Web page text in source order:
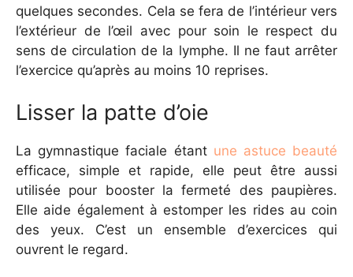
quelques secondes. Cela se fera de l’intérieur vers
l’extérieur de l’œil avec pour soin le respect du
sens de circulation de la lymphe. Il ne faut arrêter
l’exercice qu’après au moins 10 reprises.
Lisser la patte d’oie
La gymnastique faciale étant une astuce beauté
efficace, simple et rapide, elle peut être aussi
utilisée pour booster la fermeté des paupières.
Elle aide également à estomper les rides au coin
des yeux. C’est un ensemble d’exercices qui
ouvrent le regard.